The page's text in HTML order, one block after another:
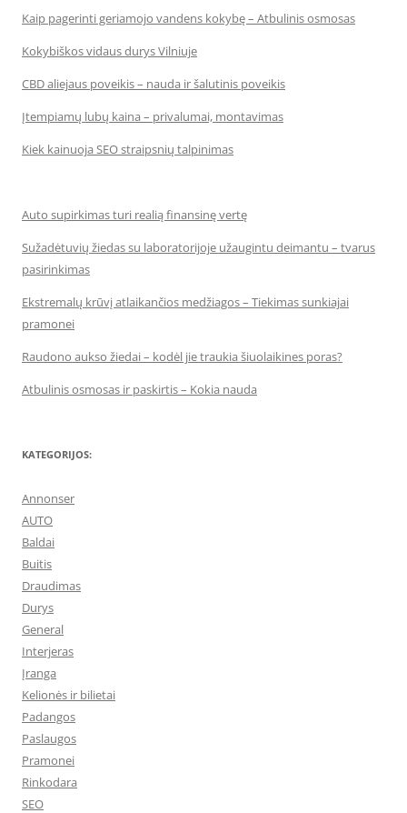
Kaip pagerinti geriamojo vandens kokybę – Atbulinis osmosas
Kokybiškos vidaus durys Vilniuje
CBD aliejaus poveikis – nauda ir šalutinis poveikis
Įtempiamų lubų kaina – privalumai, montavimas
Kiek kainuoja SEO straipsnių talpinimas
Auto supirkimas turi realią finansinę vertę
Sužadėtuvių žiedas su laboratorijoje užaugintu deimantu – tvarus
pasirinkimas
Ekstremalų krūvį atlaikančios medžiagos – Tiekimas sunkiajai
pramonei
Raudono aukso žiedai – kodėl jie traukia šiuolaikines poras?
Atbulinis osmosas ir paskirtis – Kokia nauda
KATEGORIJOS:
Annonser
AUTO
Baldai
Buitis
Draudimas
Durys
General
Interjeras
Įranga
Kelionės ir bilietai
Padangos
Paslaugos
Pramonei
Rinkodara
SEO